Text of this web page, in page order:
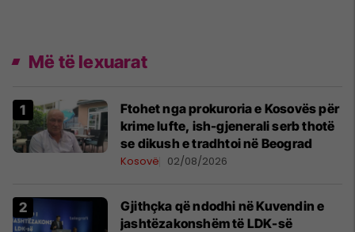
Më të lexuarat
Ftohet nga prokuroria e Kosovës për
krime lufte, ish-gjenerali serb thotë
se dikush e tradhtoi në Beograd
Kosovë 02/08/2026
Gjithçka që ndodhi në Kuvendin e
jashtëzakonshëm të LDK-së